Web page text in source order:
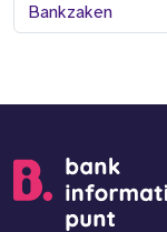
Bankzaken